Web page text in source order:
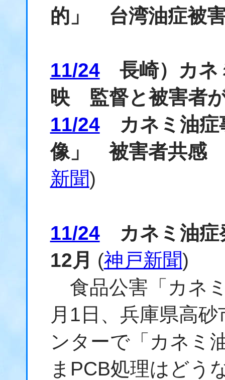
的」 台湾油症被
11/24長崎）カネ
映 監督と被害者
11/24カネミ油症
像」 被害者共感
新聞)
11/24カネミ油症
12月 (神戸新聞)
食品公害「カネ
月1日、兵庫県高
ンターで「カネミ
まPCB処理はどう